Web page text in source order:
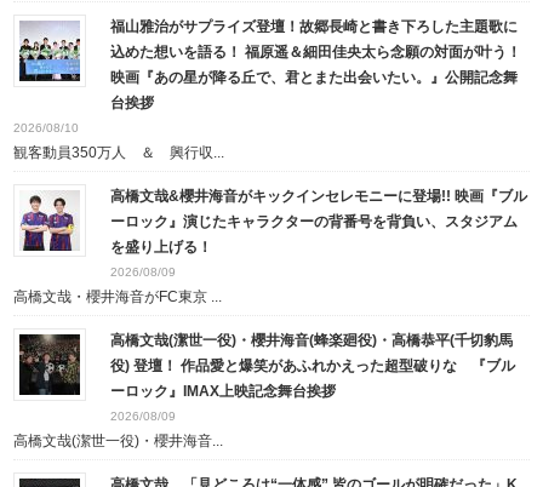
福山雅治がサプライズ登壇！故郷長崎と書き下ろした主題歌に
込めた想いを語る！ 福原遥＆細田佳央太ら念願の対面が叶う！
映画『あの星が降る丘で、君とまた出会いたい。』公開記念舞
台挨拶
2026/08/10
観客動員350万人 ＆ 興行収...
高橋文哉&櫻井海音がキックインセレモニーに登場!! 映画『ブル
ーロック』演じたキャラクターの背番号を背負い、スタジアム
を盛り上げる！
2026/08/09
高橋文哉・櫻井海音がFC東京 ...
高橋文哉(潔世一役)・櫻井海音(蜂楽廻役)・高橋恭平(千切豹馬
役) 登壇！ 作品愛と爆笑があふれかえった超型破りな 『ブル
ーロック』IMAX上映記念舞台挨拶
2026/08/09
高橋文哉(潔世一役)・櫻井海音...